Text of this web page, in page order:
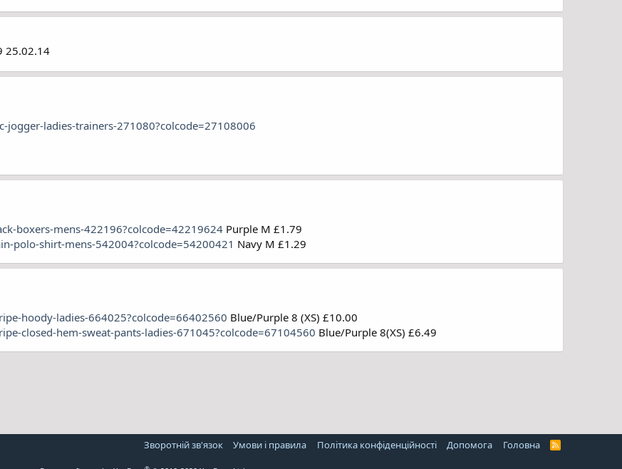
25.02.14
ladies-trainers-271080?colcode=27108006
boxers-mens-422196?colcode=42219624 Purple M £1.79
polo-shirt-mens-542004?colcode=54200421 Navy M £1.29
hoody-ladies-664025?colcode=66402560 Blue/Purple 8 (XS) £10.00
closed-hem-sweat-pants-ladies-671045?colcode=67104560 Blue/Purple 8(XS) £6.49
Зворотній зв'язок Умови і правила Політика конфіденційності Дoпoмoга Головна
R